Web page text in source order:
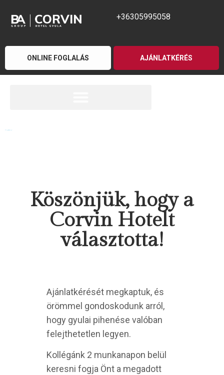
+36305995058
ONLINE FOGLALÁS AJÁNLATKÉRÉS
Köszönjük, hogy a
Corvin Hotelt
választotta!
Ajánlatkérését megkaptuk, és
örömmel gondoskodunk arról,
hogy gyulai pihenése valóban
felejthetetlen legyen.
Kollégánk 2 munkanapon belül
keresni fogja Önt a megadott